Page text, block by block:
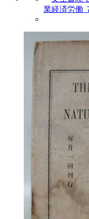
業経済労働